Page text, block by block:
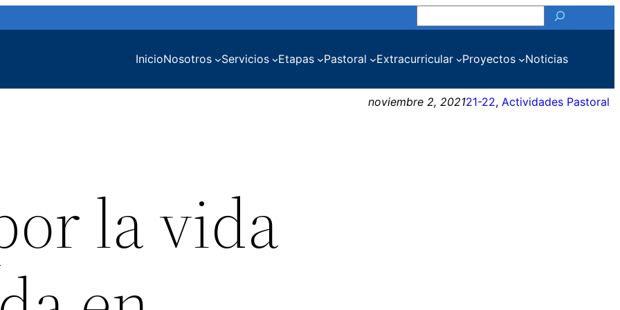
InicioNosotros Servicios Etapas Pastoral Extracurricular Proyectos Noticias
noviembre 2, 202121-22, Actividades Pastoral
la vida